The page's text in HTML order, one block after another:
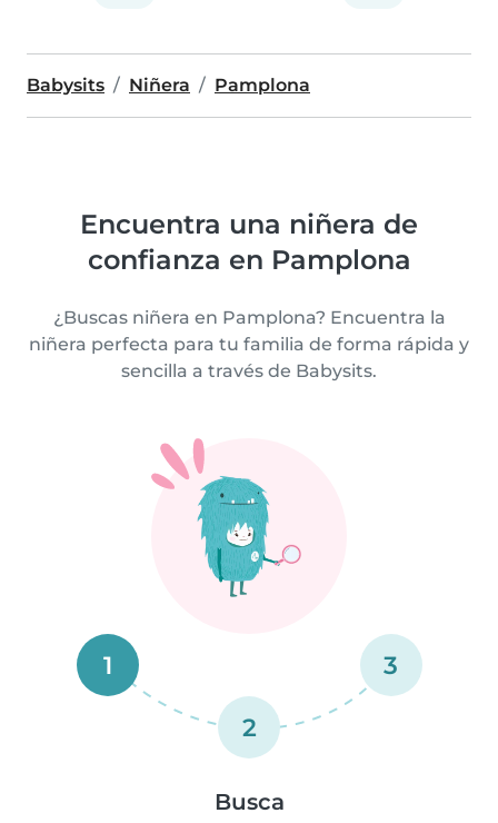
Babysits Niñera Pamplona
Encuentra una niñera de
confianza en Pamplona
¿Buscas niñera en Pamplona? Encuentra la
niñera perfecta para tu familia de forma rápida y
sencilla a través de Babysits.
1
2
3
Busca